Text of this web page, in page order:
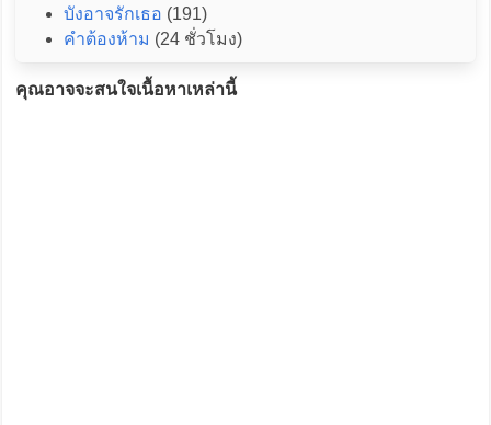
บังอาจรักเธอ (191)
คำต้องห้าม (24 ชั่วโมง)
คุณอาจจะสนใจเนื้อหาเหล่านี้